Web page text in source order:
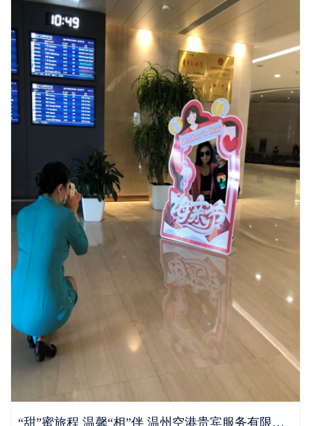
“甜”蜜旅程 温馨“相”伴 温州空港贵宾服务有限公司开展母亲节特别活动